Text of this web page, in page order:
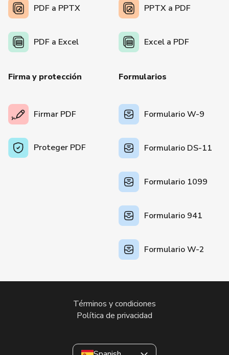
PDF a PPTX
PDF a Excel
PPTX a PDF
Excel a PDF
Firma y protección
Firmar PDF
Proteger PDF
Formularios
Formulario W-9
Formulario DS-11
Formulario 1099
Formulario 941
Formulario W-2
Términos y condiciones
Política de privacidad